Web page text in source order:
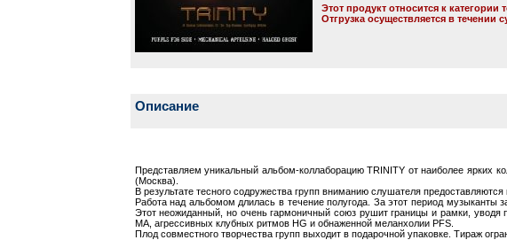
Этот продукт относится к категории
Отгрузка осуществляется в течении
Описание
Представляем уникальный альбом-коллаборацию TRINITY от наиболее ярких
(Москва).
В результате тесного содружества групп вниманию слушателя
Работа над альбомом длилась в течение полугода. За этот период музыканты
Этот неожиданный, но очень гармоничный союз рушит границы и рамки, уводя
MA, агрессивных клубных ритмов HG и обнаженной меланхолии PFS.
Плод совместного творчества групп выходит в подарочной упаковке. Тираж